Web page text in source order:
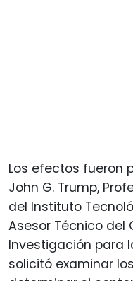
Los efectos fueron
John G. Trump,
del Instituto
Asesor Técnico del
Investigación para
solicitó examinar